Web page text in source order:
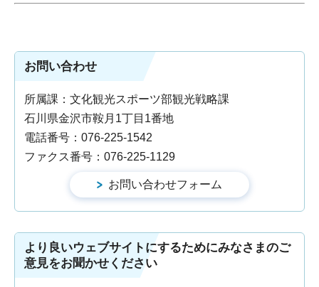
お問い合わせ
所属課：文化観光スポーツ部観光戦略課
石川県金沢市鞍月1丁目1番地
電話番号：076-225-1542
ファクス番号：076-225-1129
より良いウェブサイトにするためにみなさまのご
意見をお聞かせください